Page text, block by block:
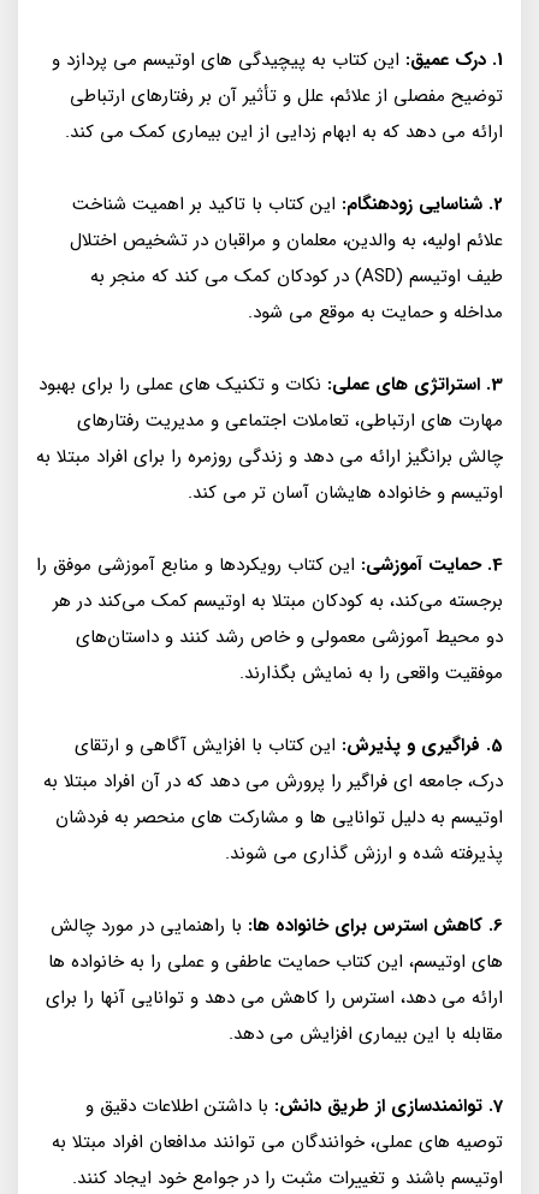
1. درک عمیق:
این کتاب به پیچیدگی های اوتیسم می پردازد و
توضیح مفصلی از علائم، علل و تأثیر آن بر رفتارهای ارتباطی
ارائه می دهد که به ابهام زدایی از این بیماری کمک می کند.
2. شناسایی زودهنگام:
این کتاب با تاکید بر اهمیت شناخت
علائم اولیه، به والدین، معلمان و مراقبان در تشخیص اختلال
طیف اوتیسم (ASD) در کودکان کمک می کند که منجر به
مداخله و حمایت به موقع می شود.
3. استراتژی های عملی:
نکات و تکنیک های عملی را برای بهبود
مهارت های ارتباطی، تعاملات اجتماعی و مدیریت رفتارهای
چالش برانگیز ارائه می دهد و زندگی روزمره را برای افراد مبتلا به
اوتیسم و خانواده هایشان آسان تر می کند.
4. حمایت آموزشی:
این کتاب رویکردها و منابع آموزشی موفق را
برجسته می‌کند، به کودکان مبتلا به اوتیسم کمک می‌کند در هر
دو محیط آموزشی معمولی و خاص رشد کنند و داستان‌های
موفقیت واقعی را به نمایش بگذارند.
5. فراگیری و پذیرش:
این کتاب با افزایش آگاهی و ارتقای
درک، جامعه ای فراگیر را پرورش می دهد که در آن افراد مبتلا به
اوتیسم به دلیل توانایی ها و مشارکت های منحصر به فردشان
پذیرفته شده و ارزش گذاری می شوند.
6. کاهش استرس برای خانواده ها:
با راهنمایی در مورد چالش
های اوتیسم، این کتاب حمایت عاطفی و عملی را به خانواده ها
ارائه می دهد، استرس را کاهش می دهد و توانایی آنها را برای
مقابله با این بیماری افزایش می دهد.
7. توانمندسازی از طریق دانش:
با داشتن اطلاعات دقیق و
توصیه های عملی، خوانندگان می توانند مدافعان افراد مبتلا به
اوتیسم باشند و تغییرات مثبت را در جوامع خود ایجاد کنند.